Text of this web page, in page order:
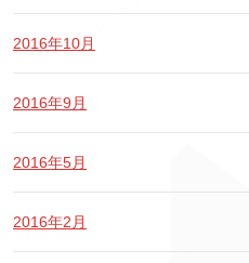
2016年10月
2016年9月
2016年5月
2016年2月